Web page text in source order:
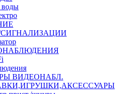
ВИДЕОНАБЛ.